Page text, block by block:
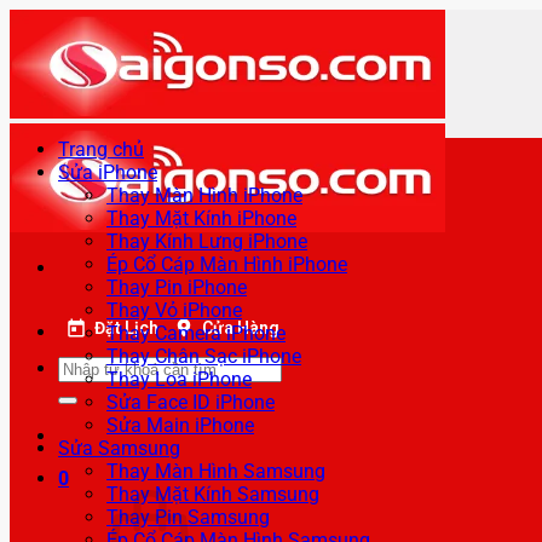
qua
nội
dung
Đặt Lịch Cửa Hàng
Tìm
kiếm:
0
Trang chủ
Sửa iPhone
Thay Màn Hình iPhone
Thay Mặt Kính iPhone
Thay Kính Lưng iPhone
Ép Cổ Cáp Màn Hình iPhone
Thay Pin iPhone
Thay Vỏ iPhone
Thay Camera iPhone
Thay Chân Sạc iPhone
Thay Loa iPhone
Sửa Face ID iPhone
Sửa Main iPhone
Sửa Samsung
Thay Màn Hình Samsung
Thay Mặt Kính Samsung
Thay Pin Samsung